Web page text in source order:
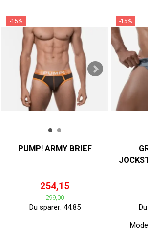
-15%
PUMP! ARMY BRIEF
254,15
299,00
Du sparer: 44,85
-15%